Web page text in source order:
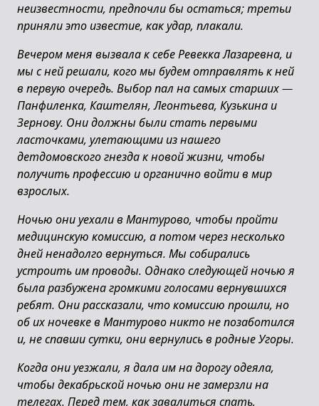
неизвестности, предпочли бы остаться; третьи
приняли это известие, как удар, плакали.
Вечером меня вызвала к себе Ревекка Лазаревна, и
мы с ней решали, кого мы будем отправлять к ней
в первую очередь. Выбор пал на самых старших —
Панфиленка, Каштелян, Леонтьева, Кузькина и
Зернову. Они должны были стать первыми
ласточками, улетающими из нашего
детдомовского гнезда к новой жизни, чтобы
получить профессию и органично войти в мир
взрослых.
Ночью они уехали в Мантурово, чтобы пройти
медицинскую комиссию, а потом через несколько
дней ненадолго вернуться. Мы собирались
устроить им проводы. Однако следующей ночью я
была разбужена громкими голосами вернувшихся
ребят. Они рассказали, что комиссию прошли, но
об их ночевке в Мантурово никто не позаботился
и, не спавши сутки, они вернулись в родные Угоры.
Когда они уезжали, я дала им на дорогу одеяла,
чтобы декабрьской ночью они не замерзли на
телегах. Перед тем, как завалиться спать,